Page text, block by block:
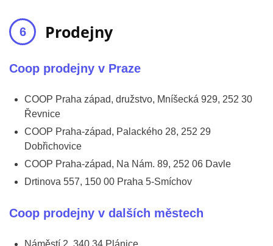
Prodejny
Coop prodejny v Praze
COOP Praha západ, družstvo, Mníšecká 929, 252 30
Řevnice
COOP Praha-západ, Palackého 28, 252 29
Dobřichovice
COOP Praha-západ, Na Nám. 89, 252 06 Davle
Drtinova 557, 150 00 Praha 5-Smíchov
Coop prodejny v dalších městech
Náměstí 2, 340 34 Plánice